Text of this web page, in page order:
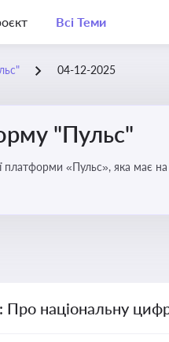
Всі Теми
04-12-2025
"Пульс"
«Пульс», яка має на
Про національну